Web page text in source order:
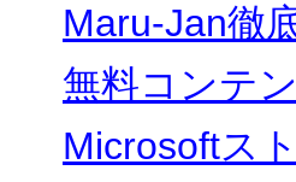
Maru-Jan徹
無料コンテ
Microsoftス